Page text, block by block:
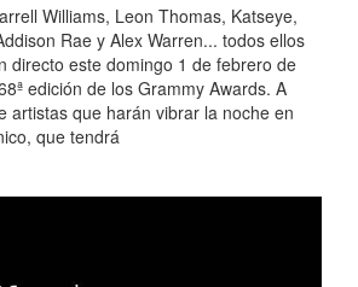
Williams, Leon Thomas, Katseye,
Rae y Alex Warren... todos ellos
directo este domingo 1 de febrero de
edición de los Grammy Awards. A
artistas que harán vibrar la noche en
que tendrá